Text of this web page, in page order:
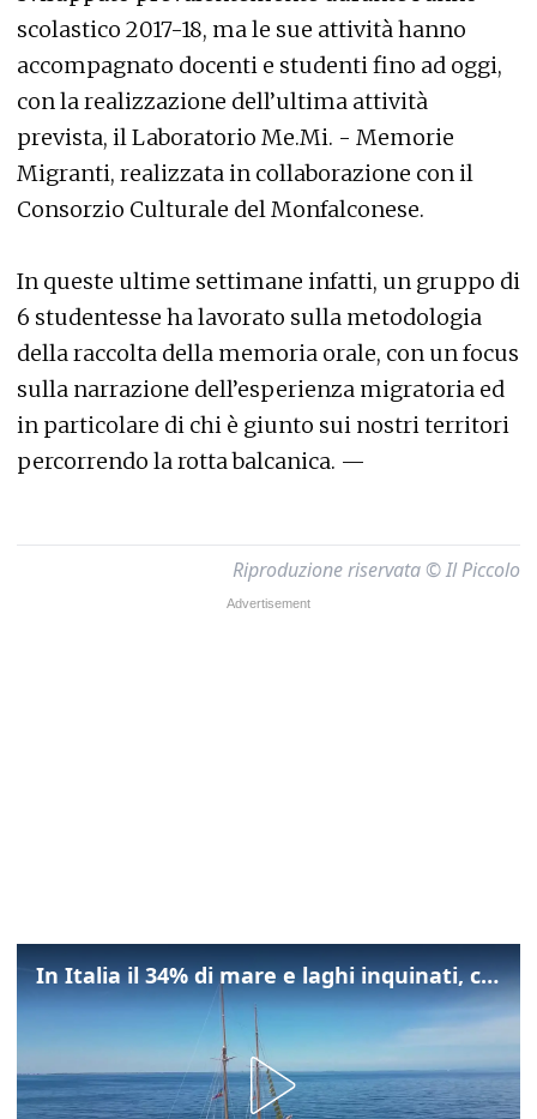
scolastico 2017-18, ma le sue attività hanno
accompagnato docenti e studenti fino ad oggi,
con la realizzazione dell’ultima attività
prevista, il Laboratorio Me.Mi. - Memorie
Migranti, realizzata in collaborazione con il
Consorzio Culturale del Monfalconese.
In queste ultime settimane infatti, un gruppo di
6 studentesse ha lavorato sulla metodologia
della raccolta della memoria orale, con un focus
sulla narrazione dell’esperienza migratoria ed
in particolare di chi è giunto sui nostri territori
percorrendo la rotta balcanica. —
Riproduzione riservata © Il Piccolo
In Italia il 34% di mare e laghi inquinati, colpa della maladepurazione